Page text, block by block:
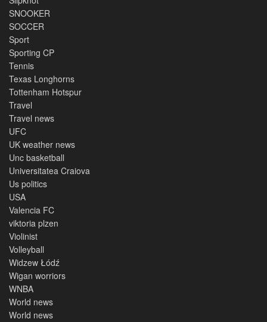
SNOOKER
SOCCER
Sport
Sporting CP
Tennis
Texas Longhorns
Tottenham Hotspur
Travel
Travel news
UFC
UK weather news
Unc basketball
Universitatea Craiova
Us politics
USA
Valencia FC
viktoria plzen
Violinist
Volleyball
Widzew Łódź
Wigan worriors
WNBA
World news
World news